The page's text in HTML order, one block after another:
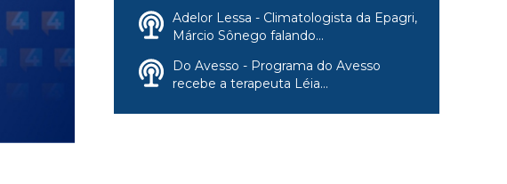
Adelor Lessa - Climatologista da Epagri,
Márcio Sônego falando...
Do Avesso - Programa do Avesso
recebe a terapeuta Léia...